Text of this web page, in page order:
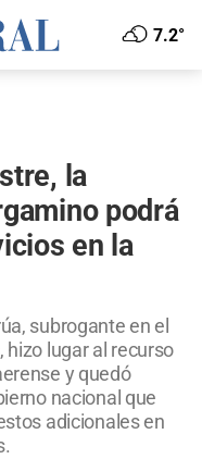
7.2°
la
podrá
en la
subrogante en el
hizo lugar al recurso
y quedó
nacional que
adicionales en